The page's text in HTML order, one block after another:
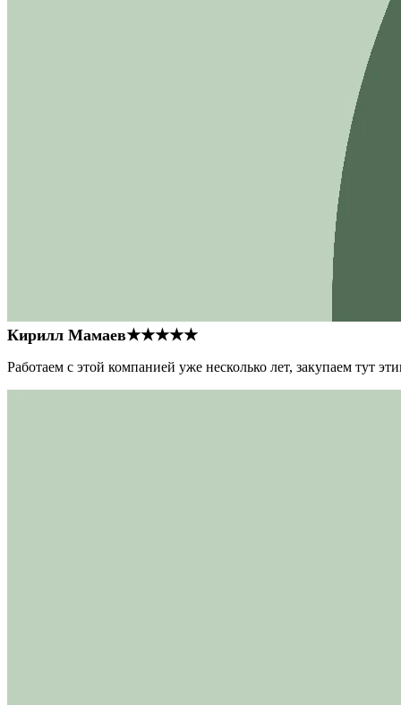
Кирилл Мамаев★★★★★
Работаем с этой компанией уже несколько лет, закупаем тут